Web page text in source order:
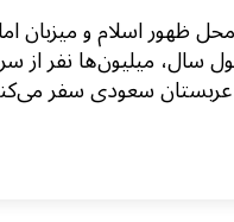
ظهور اسلام و
سال، میلیون‌ها نفر از
عربستان سعودی سفر